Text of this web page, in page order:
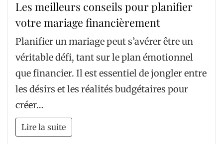
Les meilleurs conseils pour planifier
votre mariage financièrement
Planifier un mariage peut s’avérer être un
véritable défi, tant sur le plan émotionnel
que financier. Il est essentiel de jongler entre
les désirs et les réalités budgétaires pour
créer…
Lire la suite